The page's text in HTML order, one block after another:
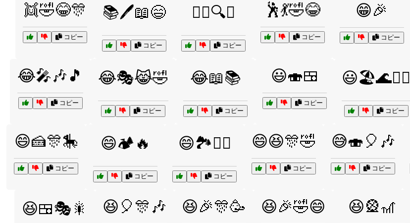
👯🤣😂🎊
コピー
📚🖊️📖😄
コピー
🕵️‍♂️🔍🧩
コピー
🕺💃🤣😂
コピー
😁🎉
コピー
😂🎤🎶🎵
コピー
😂🎭😹🤣
コピー
😂📖📚
コピー
😃🍣🍱
コピー
😃🏖️🌊🏄‍♂️
コピー
😄🍰🎊🎠
コピー
😄🏕️🔥
コピー
😄🏞️🚶‍♂️
コピー
😄😆🎊🤣
コピー
😅🍣🎈🎶
コピー
😆🍱🎭🎇 😆🎈🎊🎶 😆🎉🎊🥳 😆🎉🤣😄 😆🎡🎢